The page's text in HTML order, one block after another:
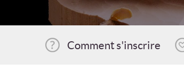
Comment s'inscrire